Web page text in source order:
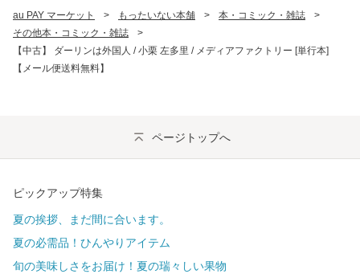
au PAY マーケット > もったいない本舗 > 本・コミック・雑誌
>
その他本・コミック・雑誌
>
【中古】 ダーリンは外国人 / 小栗 左多里 / メディアファクトリー [単行本]
【メール便送料無料】
ページトップへ
ピックアップ特集
夏の挨拶、まだ間に合います。
夏の必需品！ひんやりアイテム
旬の美味しさをお届け！夏の瑞々しい果物